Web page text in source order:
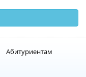
Абитуриентам